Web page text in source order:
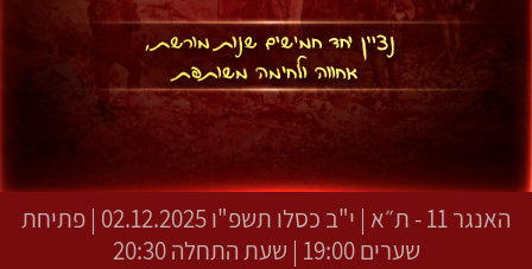
האנגר 11 - ת״א | י"ב כסלו תשפ"ו
02.12.2025 | פתיחת
שערים 19:00 | שעת התחלה 20:30